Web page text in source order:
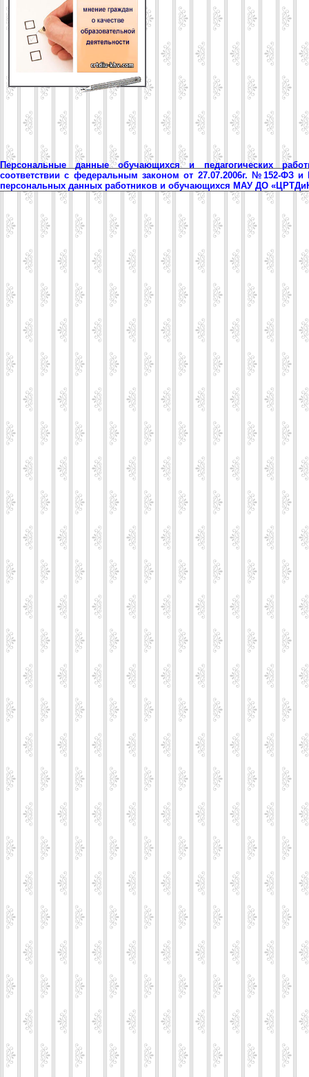
Персональные данные обучающихся и педагогических
соответствии с федеральным законом от 27.07.2006г. №152-ФЗ
персональных данных работников и обучающихся МАУ ДО